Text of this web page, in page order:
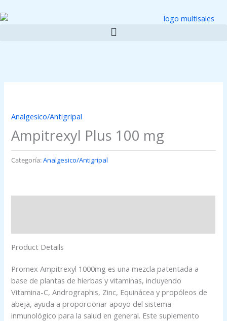
al
Analgesico/Antigripal
Ampitrexyl Plus 100 mg
Categoría:Analgesico/Antigripal
Product Details
Promex Ampitrexyl 1000mg es una mezcla patentada a
base de plantas de hierbas y vitaminas, incluyendo
Vitamina-C, Andrographis, Zinc, Equinácea y propóleos de
abeja, ayuda a proporcionar apoyo del sistema
inmunológico para la salud en general. Este suplemento